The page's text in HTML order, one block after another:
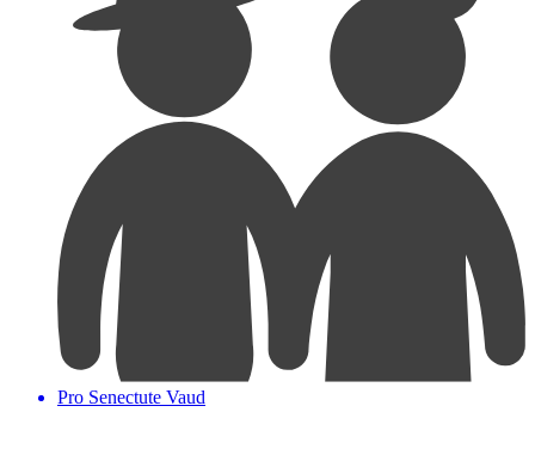
Pro Senectute Vaud